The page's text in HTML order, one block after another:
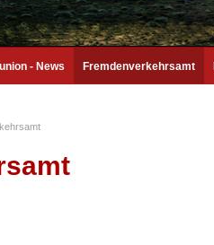
- News Fremdenverkehrsamt